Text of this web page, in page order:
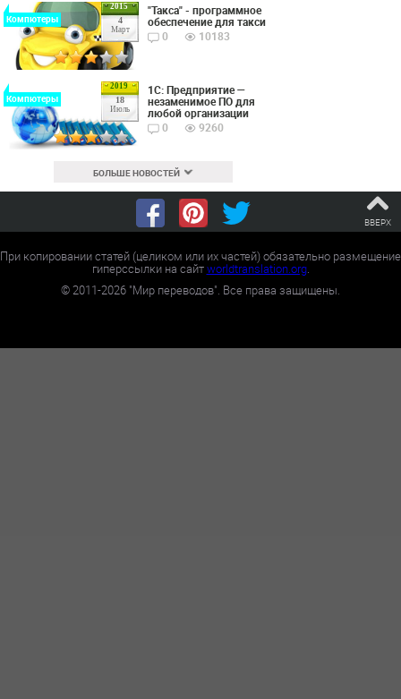
2015
4
Март
Компютеры
"Такса" - программное
обеспечение для такси
0
10183
2019
18
Июль
Компютеры
1С: Предприятие —
незаменимое ПО для
любой организации
0
9260
БОЛЬШЕ НОВОСТЕЙ
ВВЕРХ
При копировании статей (целиком или их частей) обязательно размещение
гиперссылки на сайтworldtranslation.org.
©2011-2026 "Мир переводов". Все права защищены.